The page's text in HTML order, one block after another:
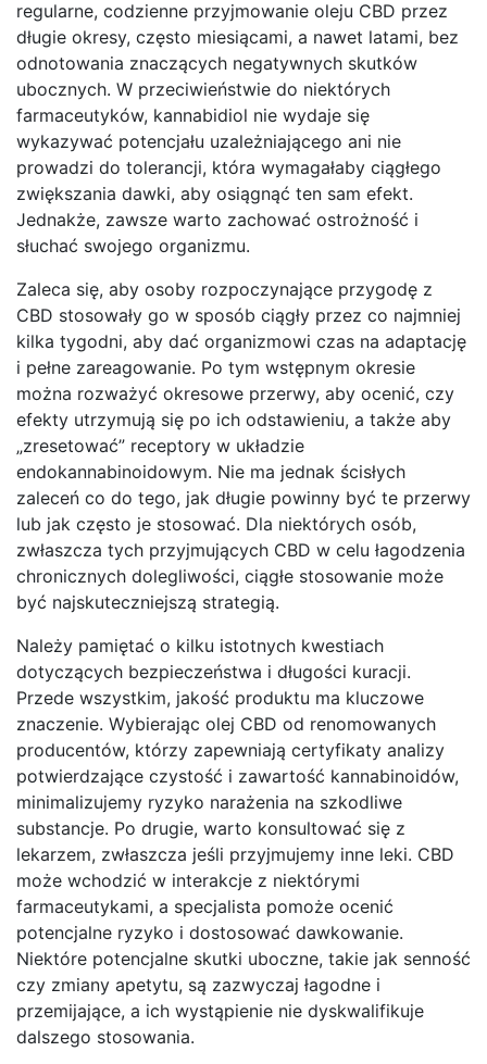
regularne, codzienne przyjmowanie oleju CBD przez
długie okresy, często miesiącami, a nawet latami, bez
odnotowania znaczących negatywnych skutków
ubocznych. W przeciwieństwie do niektórych
farmaceutyków, kannabidiol nie wydaje się
wykazywać potencjału uzależniającego ani nie
prowadzi do tolerancji, która wymagałaby ciągłego
zwiększania dawki, aby osiągnąć ten sam efekt.
Jednakże, zawsze warto zachować ostrożność i
słuchać swojego organizmu.
Zaleca się, aby osoby rozpoczynające przygodę z
CBD stosowały go w sposób ciągły przez co najmniej
kilka tygodni, aby dać organizmowi czas na adaptację
i pełne zareagowanie. Po tym wstępnym okresie
można rozważyć okresowe przerwy, aby ocenić, czy
efekty utrzymują się po ich odstawieniu, a także aby
„zresetować” receptory w układzie
endokannabinoidowym. Nie ma jednak ścisłych
zaleceń co do tego, jak długie powinny być te przerwy
lub jak często je stosować. Dla niektórych osób,
zwłaszcza tych przyjmujących CBD w celu łagodzenia
chronicznych dolegliwości, ciągłe stosowanie może
być najskuteczniejszą strategią.
Należy pamiętać o kilku istotnych kwestiach
dotyczących bezpieczeństwa i długości kuracji.
Przede wszystkim, jakość produktu ma kluczowe
znaczenie. Wybierając olej CBD od renomowanych
producentów, którzy zapewniają certyfikaty analizy
potwierdzające czystość i zawartość kannabinoidów,
minimalizujemy ryzyko narażenia na szkodliwe
substancje. Po drugie, warto konsultować się z
lekarzem, zwłaszcza jeśli przyjmujemy inne leki. CBD
może wchodzić w interakcje z niektórymi
farmaceutykami, a specjalista pomoże ocenić
potencjalne ryzyko i dostosować dawkowanie.
Niektóre potencjalne skutki uboczne, takie jak senność
czy zmiany apetytu, są zazwyczaj łagodne i
przemijające, a ich wystąpienie nie dyskwalifikuje
dalszego stosowania.